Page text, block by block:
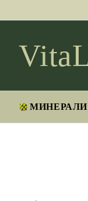
МИНЕРАЛИ